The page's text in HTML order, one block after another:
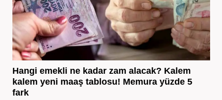
Hangi emekli ne kadar zam alacak? Kalem
kalem yeni maaş tablosu! Memura yüzde 5
fark